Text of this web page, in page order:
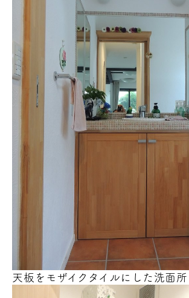
天板をモザイクタイルにした洗面所